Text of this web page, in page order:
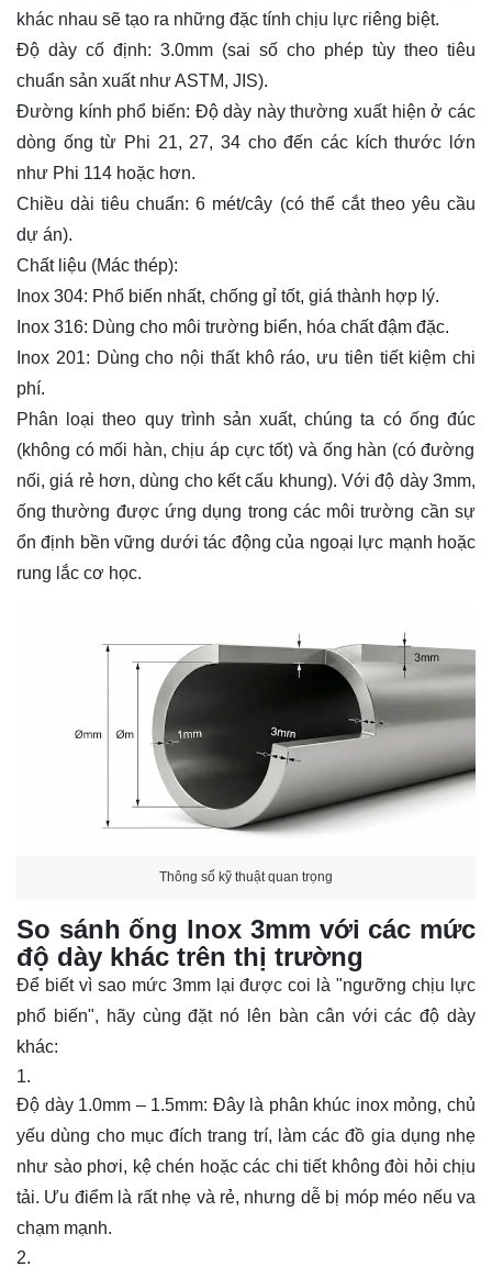
khác nhau sẽ tạo ra những đặc tính chịu lực riêng biệt.
Độ dày cố định: 3.0mm (sai số cho phép tùy theo tiêu
chuẩn sản xuất như ASTM, JIS).
Đường kính phổ biến: Độ dày này thường xuất hiện ở các
dòng ống từ Phi 21, 27, 34 cho đến các kích thước lớn
như Phi 114 hoặc hơn.
Chiều dài tiêu chuẩn: 6 mét/cây (có thể cắt theo yêu cầu
dự án).
Chất liệu (Mác thép):
Inox 304: Phổ biến nhất, chống gỉ tốt, giá thành hợp lý.
Inox 316: Dùng cho môi trường biển, hóa chất đậm đặc.
Inox 201: Dùng cho nội thất khô ráo, ưu tiên tiết kiệm chi
phí.
Phân loại theo quy trình sản xuất, chúng ta có ống đúc
(không có mối hàn, chịu áp cực tốt) và ống hàn (có đường
nối, giá rẻ hơn, dùng cho kết cấu khung). Với độ dày 3mm,
ống thường được ứng dụng trong các môi trường cần sự
ổn định bền vững dưới tác động của ngoại lực mạnh hoặc
rung lắc cơ học.
Thông số kỹ thuật quan trọng
So sánh ống lnox 3mm với các mức
độ dày khác trên thị trường
Để biết vì sao mức 3mm lại được coi là "ngưỡng chịu lực
phổ biến", hãy cùng đặt nó lên bàn cân với các độ dày
khác:
Độ dày 1.0mm – 1.5mm: Đây là phân khúc inox mỏng, chủ
yếu dùng cho mục đích trang trí, làm các đồ gia dụng nhẹ
như sào phơi, kệ chén hoặc các chi tiết không đòi hỏi chịu
tải. Ưu điểm là rất nhẹ và rẻ, nhưng dễ bị móp méo nếu va
chạm mạnh.